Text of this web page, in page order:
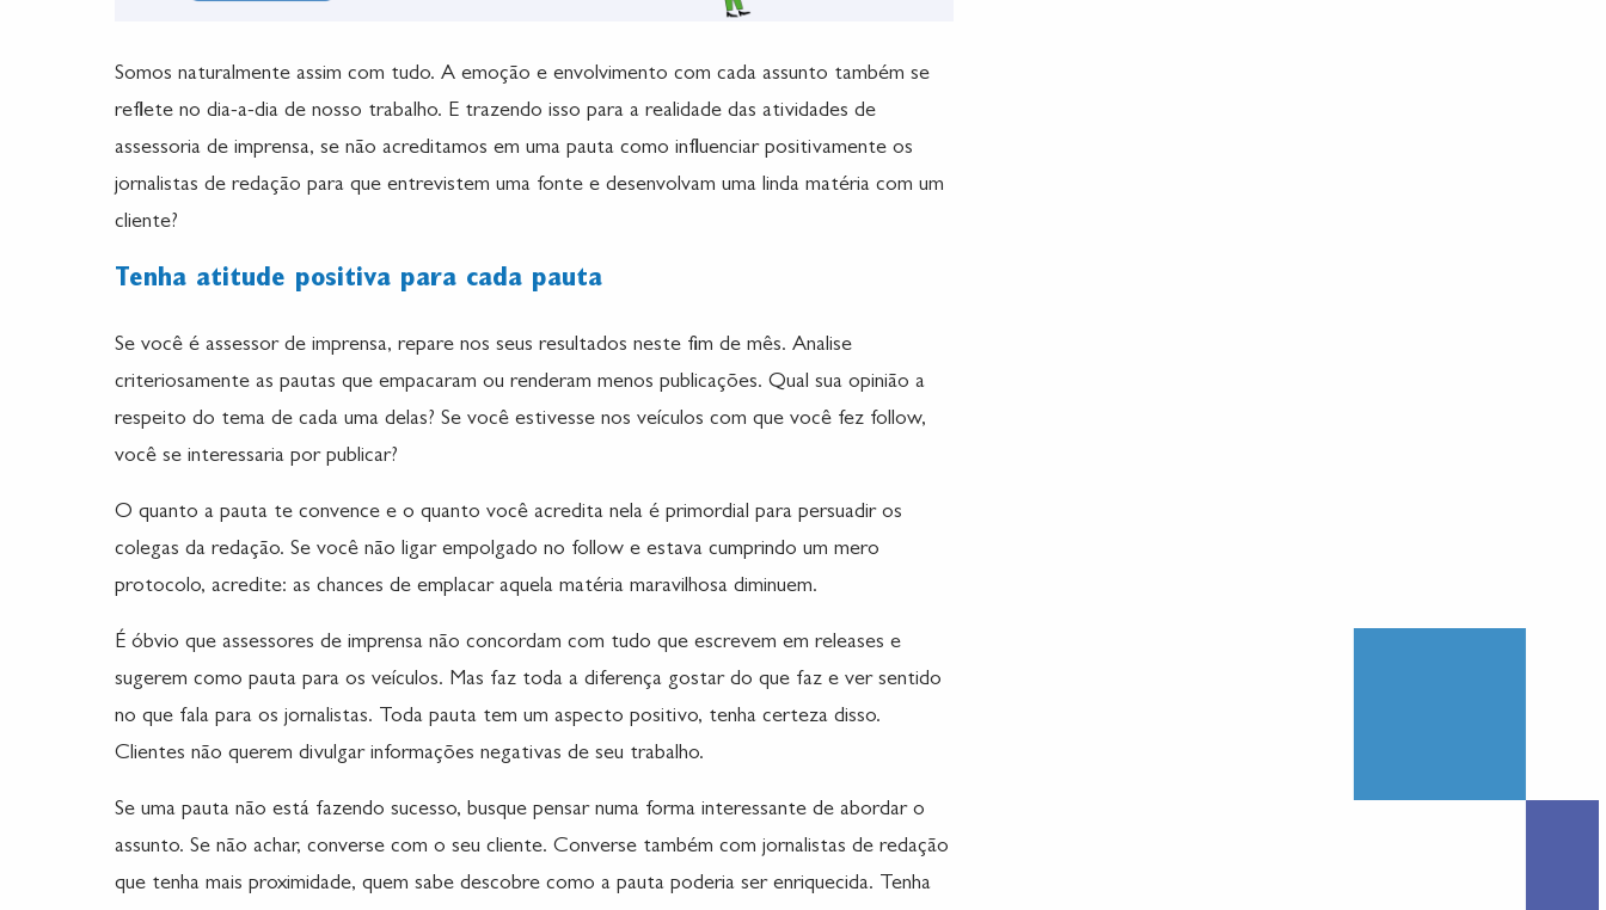
Somos naturalmente assim com tudo. A emoção e envolvimento com cada assunto também se
reflete no dia-a-dia de nosso trabalho. E trazendo isso para a realidade das atividades de
assessoria de imprensa, se não acreditamos em uma pauta como influenciar positivamente os
jornalistas de redação para que entrevistem uma fonte e desenvolvam uma linda matéria com um
cliente?
Tenha atitude positiva para cada pauta
Se você é assessor de imprensa, repare nos seus resultados neste fim de mês. Analise
criteriosamente as pautas que empacaram ou renderam menos publicações. Qual sua opinião a
respeito do tema de cada uma delas? Se você estivesse nos veículos com que você fez follow,
você se interessaria por publicar?
O quanto a pauta te convence e o quanto você acredita nela é primordial para persuadir os
colegas da redação. Se você não ligar empolgado no follow e estava cumprindo um mero
protocolo, acredite: as chances de emplacar aquela matéria maravilhosa diminuem.
É óbvio que assessores de imprensa não concordam com tudo que escrevem em releases e
sugerem como pauta para os veículos. Mas faz toda a diferença gostar do que faz e ver sentido
no que fala para os jornalistas. Toda pauta tem um aspecto positivo, tenha certeza disso.
Clientes não querem divulgar informações negativas de seu trabalho.
Se uma pauta não está fazendo sucesso, busque pensar numa forma interessante de abordar o
assunto. Se não achar, converse com o seu cliente. Converse também com jornalistas de redação
que tenha mais proximidade, quem sabe descobre como a pauta poderia ser enriquecida. Tenha